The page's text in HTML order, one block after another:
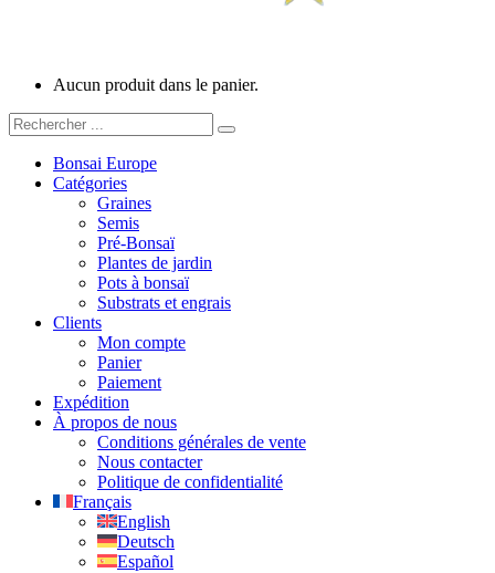
Aucun produit dans le panier.
Bonsai Europe
Catégories
Graines
Semis
Pré-Bonsaï
Plantes de jardin
Pots à bonsaï
Substrats et engrais
Clients
Mon compte
Panier
Paiement
Expédition
À propos de nous
Conditions générales de vente
Nous contacter
Politique de confidentialité
Français
English
Deutsch
Español